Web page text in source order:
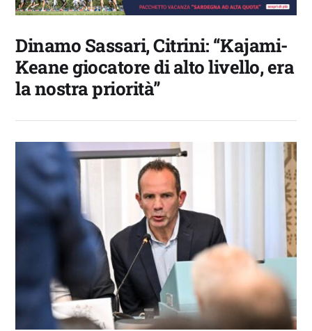
Dinamo Sassari, Citrini: “Kajami-
Keane giocatore di alto livello, era
la nostra priorità”